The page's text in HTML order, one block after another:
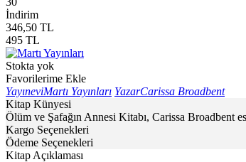
İndirim
346,50 TL
495 TL
Stokta yok
Favorilerime Ekle
YayıneviMartı Yayınları YazarCarissa Broadbent
Kitap Künyesi
Ölüm ve Şafağın Annesi Kitabı, Carissa Broadbent
Kargo Seçenekleri
Ödeme Seçenekleri
Kitap Açıklaması